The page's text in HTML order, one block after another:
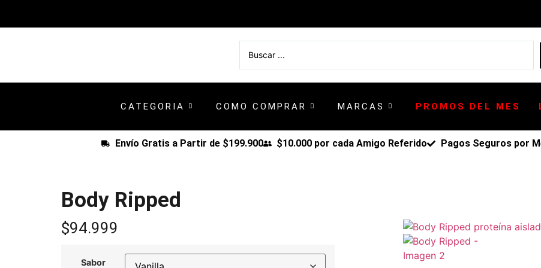
CATEGORIA COMO COMPRAR MARCAS PROMOS DEL MES
Envío Gratis a Partir de $199.900 $10.000 por cada Amigo Referido Pagos Seguros por
Body Ripped
$94.999
Sabor